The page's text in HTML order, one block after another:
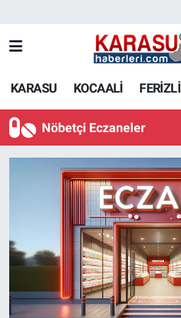
KARASU KOCAALİ FERİZLİ
Nöbetçi Eczaneler